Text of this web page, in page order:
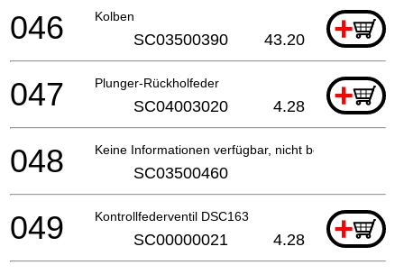
Kolben +
046 SC03500390 43.20
Plunger-Rückholfeder +
047 SC04003020 4.28
Keine Informationen verfügbar, nicht bestellbar
048 SC03500460
Kontrollfederventil DSC163 +
049 SC00000021 4.28